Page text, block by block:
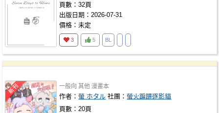
頁數：32頁
出版日期：2026-07-31
價格：未定
3 5 BL
一般向 其他 漫畫本
作者：螢 ホタル 社團：螢火蹁躚逐影貓
頁數：20頁